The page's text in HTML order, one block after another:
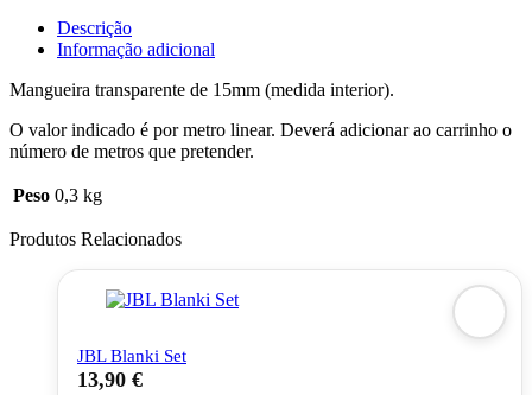
15mm Descrição
Informação adicional
Mangueira transparente de 15mm (medida interior).
O valor indicado é por metro linear. Deverá adicionar ao carrinho o
número de metros que pretender.
Peso 0,3 kg
Produtos Relacionados
JBL Blanki Set
13,90 €